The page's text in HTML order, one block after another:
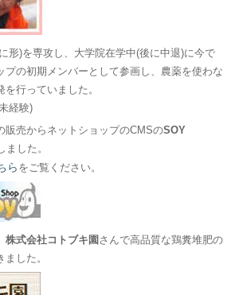
形)を専攻し、大学院在学中(後に中退)に今で
プの初期メンバーとして参画し、農薬を使わな
行っていました。
経験)
販売からネットショップのCMSのSOY
ました。
ら をご覧ください。
株式会社コトブキ園 さんで高品質な鶏糞堆肥の
した。